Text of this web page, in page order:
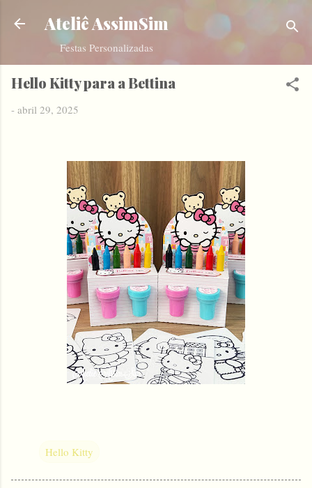
Pular para o conteúdo principal
Ateliê AssimSim
Festas Personalizadas
Hello Kitty para a Bettina
- abril 29, 2025
Hello Kitty